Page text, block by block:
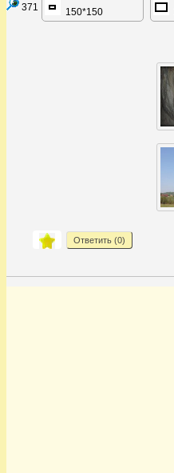
371 150*150
Ответить (0)